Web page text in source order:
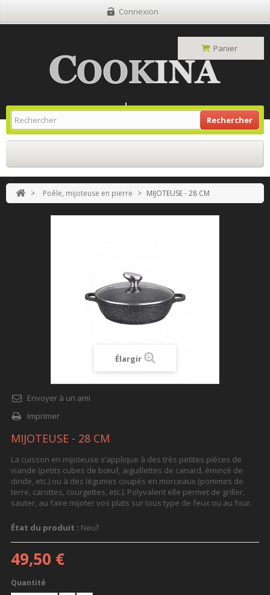
Connexion
Rechercher
Panier
Site Grill Gaz Retour À L'accueil
> Poêle, mijoteuse en pierre > MIJOTEUSE - 28 CM
Élargir
Envoyer à un ami
Imprimer
MIJOTEUSE - 28 CM
La cuisson en mijoteuse s’applique à des très petites pièces de
viande (petits cubes de bœuf, aiguillettes de canard, émincé de
dinde, etc.) ou à des légumes coupés en morceaux (pommes de
terre, carottes, courgettes, etc.). Polyvalent elle permet de griller,
sauter, au faire mijoter vos plats sur tous type de feux ou au four.
État du produit : Neuf
49,50 €
Quantité